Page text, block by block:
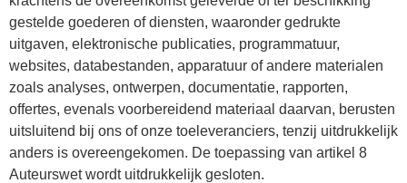
gestelde goederen of diensten, waaronder gedrukte
uitgaven, elektronische publicaties, programmatuur,
websites, databestanden, apparatuur of andere materialen
zoals analyses, ontwerpen, documentatie, rapporten,
offertes, evenals voorbereidend materiaal daarvan, berusten
uitsluitend bij ons of onze toeleveranciers, tenzij uitdrukkelijk
anders is overeengekomen. De toepassing van artikel 8
Auteurswet wordt uitdrukkelijk gesloten.